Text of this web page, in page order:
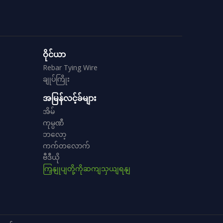
ဝိုင်ယာ
Rebar Tying Wire
ချုပ်ကြိုး
အမြန်လင့်ခ်များ
အိမ်
ကုမ္ပဏီ
ဘလော့
ကက်တလောက်
ဗီဒီယို
ကြှနျုပျတို့ကိုဆကျသှယျရနျ